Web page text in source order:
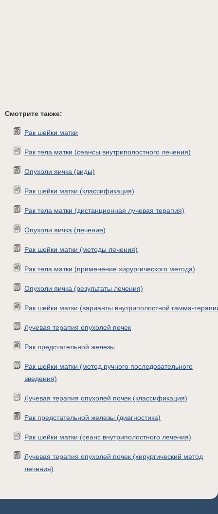
Смотрите также:
Рак шейки матки
Рак тела матки (сеансы внутриполостного лечения)
Опухоли яичка (виды)
Рак шейки матки (классификация)
Рак тела матки (дистанционная лучевая терапия)
Опухоли яичка (лечение)
Рак шейки матки (методы лечения)
Рак тела матки (применение хирургического метода)
Опухоли яичка (результаты лечения)
Рак шейки матки (варианты внутриполостной гамма-
Лучевая терапия опухолей почек
Рак предстательной железы
Рак шейки матки (метод ручного последовательного
введения)
Лучевая терапия опухолей почек (классификация)
Рак предстательной железы (диагностика)
Рак шейки матки (сеанс внутриполостного лечения)
Лучевая терапия опухолей почек (хирургический метод
лечения)